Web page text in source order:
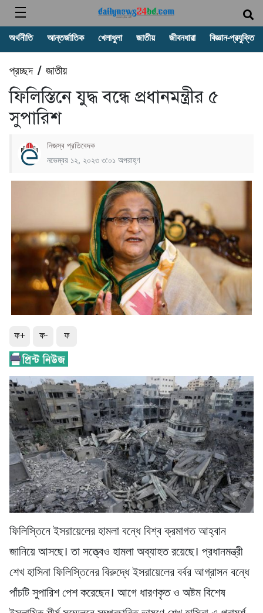
অর্থনীতি আন্তর্জাতিক খেলাধুলা জাতীয় জীবনধারা বিজ্ঞান-প্রযুক্তি
প্রচ্ছদ/ জাতীয়
ফিলিস্তিনে যুদ্ধ বন্ধে প্রধানমন্ত্রীর ৫
সুপারিশ
নিজস্ব প্রতিবেদক
নভেম্বর ১২, ২০২৩ ৩:০১ অপরাহ্ণ
ফ+ ফ- ফ
ফিলিস্তিনে ইসরায়েলের হামলা বন্ধে বিশ্ব ক্রমাগত আহ্বান
জানিয়ে আসছে। তা সত্ত্বেও হামলা অব্যাহত রয়েছে। প্রধানমন্ত্রী
শেখ হাসিনা ফিলিস্তিনের বিরুদ্ধে ইসরায়েলের বর্বর আগ্রাসন বন্ধে
পাঁচটি সুপারিশ পেশ করেছেন। আগে ধারণকৃত ও অষ্টম বিশেষ